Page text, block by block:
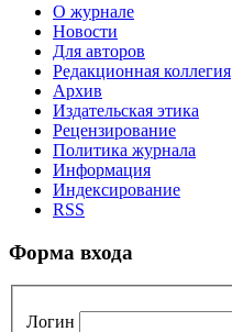
О журнале
Новости
Для авторов
Редакционная коллегия
Архив
Издательская этика
Рецензирование
Политика журнала
Информация
Индексирование
RSS
Форма входа
Логин